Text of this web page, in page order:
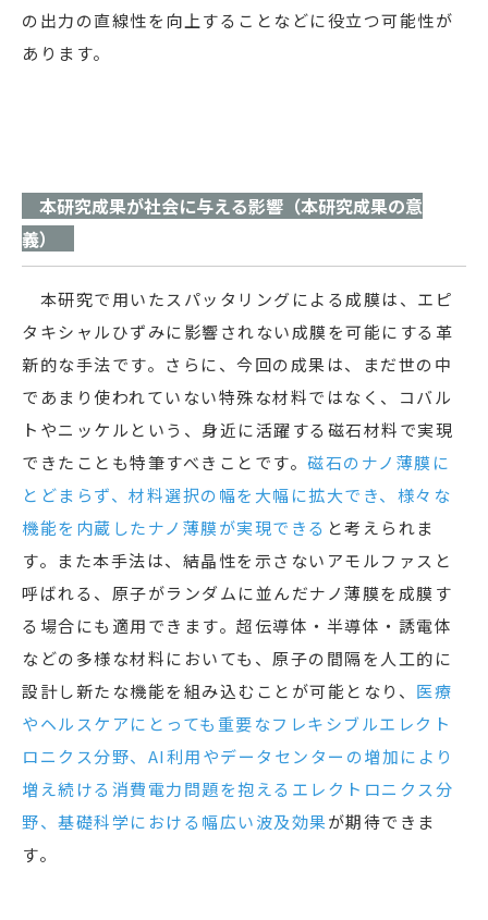
の出力の直線性を向上することなどに役立つ可能性が
あります。
本研究成果が社会に与える影響（本研究成果の意
義）
本研究で用いたスパッタリングによる成膜は、エピ
タキシャルひずみに影響されない成膜を可能にする革
新的な手法です。さらに、今回の成果は、まだ世の中
であまり使われていない特殊な材料ではなく、コバル
トやニッケルという、身近に活躍する磁石材料で実現
できたことも特筆すべきことです。 磁石のナノ薄膜に
とどまらず、材料選択の幅を大幅に拡大でき、様々な
機能を内蔵したナノ薄膜が実現できる と考えられま
す。また本手法は、結晶性を示さないアモルファスと
呼ばれる、原子がランダムに並んだナノ薄膜を成膜す
る場合にも適用できます。超伝導体・半導体・誘電体
などの多様な材料においても、原子の間隔を人工的に
設計し新たな機能を組み込むことが可能となり、 医療
やヘルスケアにとっても重要なフレキシブルエレクト
ロニクス分野、AI利用やデータセンターの増加により
増え続ける消費電力問題を抱えるエレクトロニクス分
野、基礎科学における幅広い波及効果が期待できま
す。